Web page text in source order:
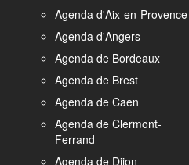
Agenda d'Aix-en-Provence
Agenda d'Angers
Agenda de Bordeaux
Agenda de Brest
Agenda de Caen
Agenda de Clermont-
Ferrand
Agenda de Dijon